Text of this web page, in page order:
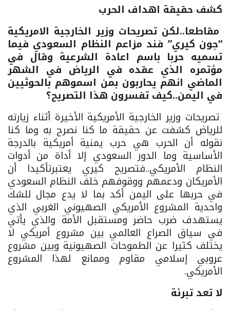
كشف حقيقة اهداف الحرب
مقاطعا..لكن تصريحات وزير الخارجية الامريكية
“جون كيري” فند مزاعم النظام السعودي فيما
تسميه حربا باسم اعادة الشرعية وقال في
مؤتمره الذي عقده في الرياض في الشهر
الماضي انهم يحاربون بمن اسموهم بالحوثيين
في اليمن..كيف تفسرون هذا التصريح؟
تصريحات وزير الخارجية الأمريكية الأخيرة أثناء زيارته
للرياض كشفت عن حقيقة ما كنا نصرح به وما كنا
نقوله أن الحرب هي حرب يمنية أمريكية بالدرجة
الأساسية وما الدور السعودي إلا أداة من أدوات
النظام الأمريكي..فتصريح كيري يعتبرتأكيدا أن
الأمريكان ودعمهم ووقوفهم خلف النظام السعودي
في حربها على اليمن أكد بما لا يدع مجال للشك
واحدية المشروع الأمريكي الصهيوني الغربي الذي
يستهدف ضرب حاضر ومستقبل الأمة والذي يأتي
في سياق الصراع العالمي بين مشروع أمريكي لا
يختلف كثيرا عن الطموحات الصهيونية وبين مشروع
عروبي إسلامي مقاوم وممانع لهذا المشروع
الأمريكي.
لا تعد تبرئة